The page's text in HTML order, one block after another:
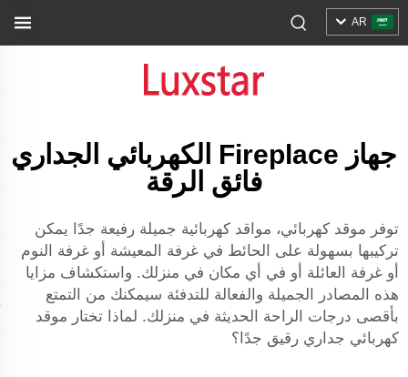
AR
جهاز Fireplace الكهربائي الجداري
فائق الرقة
توفر موقد كهربائي، مواقد كهربائية جميلة رفيعة جدًا يمكن
تركيبها بسهولة على الحائط في غرفة المعيشة أو غرفة النوم
أو غرفة العائلة أو في أي مكان في منزلك. واستكشاف مزايا
هذه المصادر الجميلة والفعالة للتدفئة سيمكنك من التمتع
بأقصى درجات الراحة الحديثة في منزلك. لماذا تختار موقد
كهربائي جداري رقيق جدًا؟